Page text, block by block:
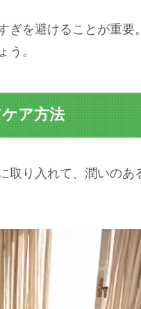
ぎを避けることが重要
う。
ア方法
取り入れて、潤いのあ